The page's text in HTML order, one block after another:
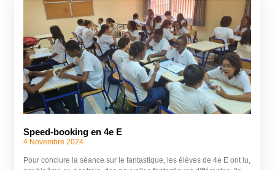
Speed-booking en 4e E
4 Novembre 2024
Pour conclure la séance sur le fantastique, les élèves de 4e E ont lu,